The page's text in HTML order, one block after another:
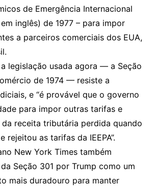
de Emergência Internacional
em inglês) de 1977 – para impor
a parceiros comerciais dos EUA,
legislação usada agora — a Seção
de 1974 — resiste a
e “é provável que o governo
para impor outras tarifas e
receita tributária perdida quando
rejeitou as tarifas da IEEPA”.
New York Times também
Seção 301 por Trump como um
mais duradouro para manter